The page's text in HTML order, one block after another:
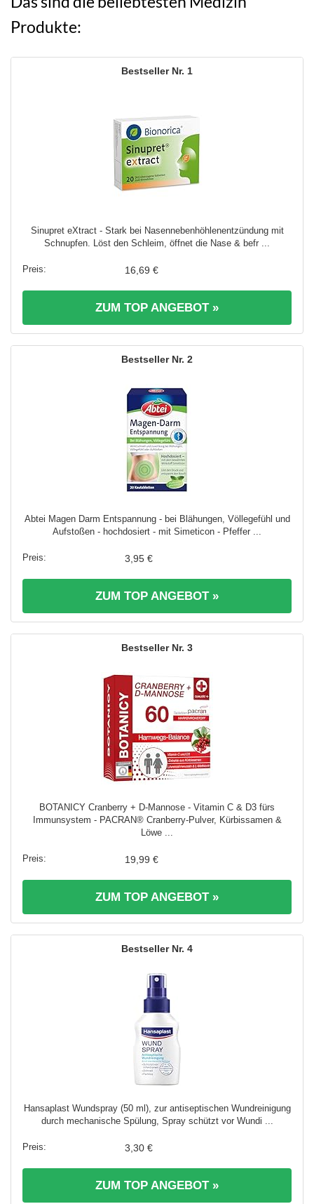
Produkte:
1
Sinupret eXtract - Stark bei Nasennebenhöhlenentzündung mit
Schnupfen. Löst den Schleim, öffnet die Nase & befr ...
16,69 €
ZUM TOP ANGEBOT »
2
Abtei Magen Darm Entspannung - bei Blähungen, Völlegefühl und
Aufstoßen - hochdosiert - mit Simeticon - Pfeffer ...
3,95 €
ZUM TOP ANGEBOT »
3
BOTANICY Cranberry + D-Mannose - Vitamin C & D3 fürs
Immunsystem - PACRAN® Cranberry-Pulver, Kürbissamen &
Löwe ...
19,99 €
ZUM TOP ANGEBOT »
4
Hansaplast Wundspray (50 ml), zur antiseptischen Wundreinigung
durch mechanische Spülung, Spray schützt vor Wundi ...
3,30 €
ZUM TOP ANGEBOT »